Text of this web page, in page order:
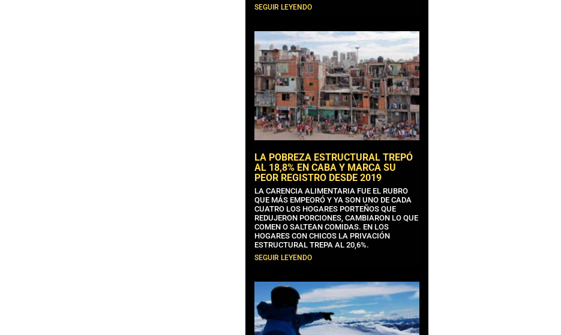
SEGUIR LEYENDO
LA POBREZA ESTRUCTURAL TREPÓ
AL 18,8% EN CABA Y MARCA SU
PEOR REGISTRO DESDE 2019
LA CARENCIA ALIMENTARIA FUE EL RUBRO
QUE MÁS EMPEORÓ Y YA SON UNO DE CADA
CUATRO LOS HOGARES PORTEÑOS QUE
REDUJERON PORCIONES, CAMBIARON LO QUE
COMEN O SALTEAN COMIDAS. EN LOS
HOGARES CON CHICOS LA PRIVACIÓN
ESTRUCTURAL TREPA AL 20,6%.
SEGUIR LEYENDO